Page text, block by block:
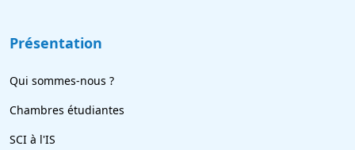
Présentation
Qui sommes-nous ?
Chambres étudiantes
SCI à l'IS